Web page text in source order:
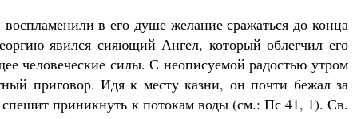
в его душе желание сражаться до конца
явился сияющий Ангел, который облегчил его
человеческие силы. С неописуемой радостью утром
приговор. Идя к месту казни, он почти бежал за
приникнуть к потокам воды(см.: Пс 41, 1). Св.